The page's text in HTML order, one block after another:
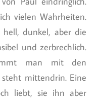
vielen Wahrheiten.
dunkel, aber die
und zerbrechlich.
man mit den
steht mittendrin. Eine
liebt, sie ihn aber